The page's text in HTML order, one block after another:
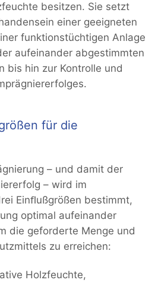
besitzen. Sie setzt
einer geeigneten
funktionstüchtigen Anlage
aufeinander abgestimmten
bis hin zur Kontrolle und
für die
– und damit der
– wird im
Einﬂußgrößen bestimmt,
optimal aufeinander
die geforderte Menge und
zu erreichen:
Holzfeuchte,